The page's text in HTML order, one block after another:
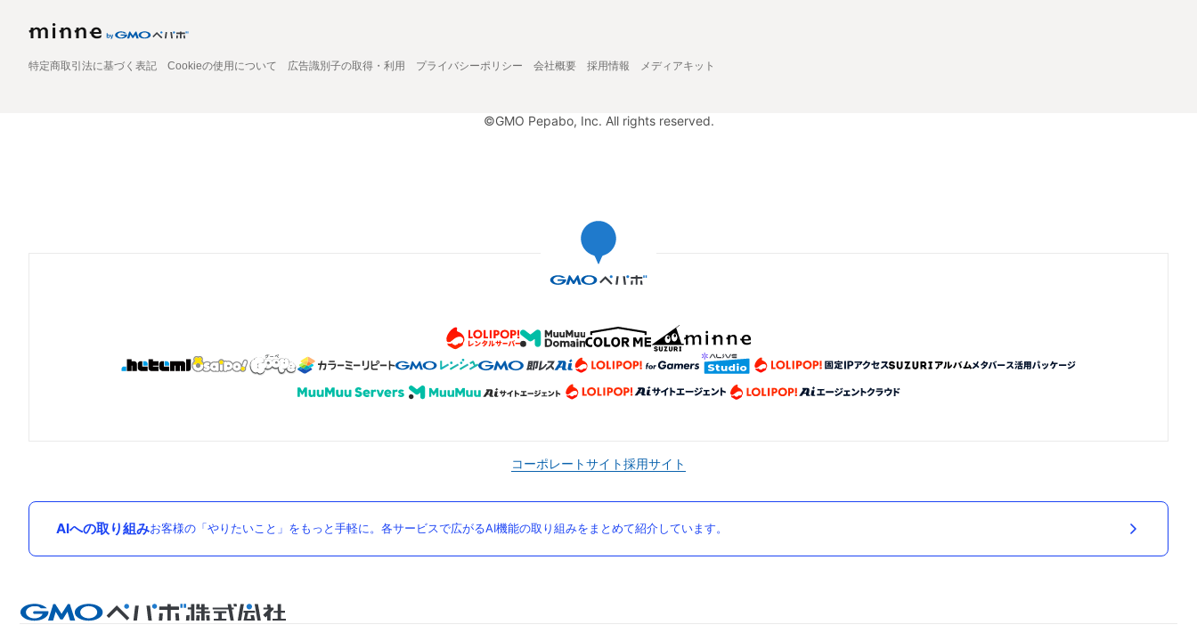
特定商取引法に基づく表記 Cookieの使用について 広告識別子の取得・利用 プライバシーポリシー 会社概要 採用情報 メディアキット
©GMO Pepabo, Inc. All rights reserved.
コーポレートサイト採用サイト
AIへの取り組みお客様の「やりたいこと」をもっと手軽に。各サービスで広がるAI機能の取り組みをまとめて紹介しています。